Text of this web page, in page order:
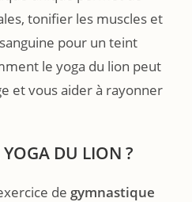
tonifier les muscles et
pour un teint
le yoga du lion peut
et vous aider à rayonner
YOGA DU LION ?
de gymnastique